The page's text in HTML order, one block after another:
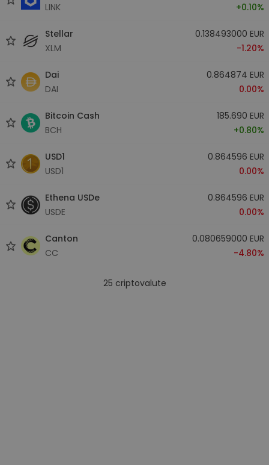
LINK
+0.10%
Stellar
XLM
0.138493000 EUR
-1.20%
Dai
DAI
0.864874 EUR
0.00%
Bitcoin Cash
BCH
185.690 EUR
+0.80%
USD1
USD1
0.864596 EUR
0.00%
Ethena USDe
USDE
0.864596 EUR
0.00%
Canton
CC
0.080659000 EUR
-4.80%
25 criptovalute